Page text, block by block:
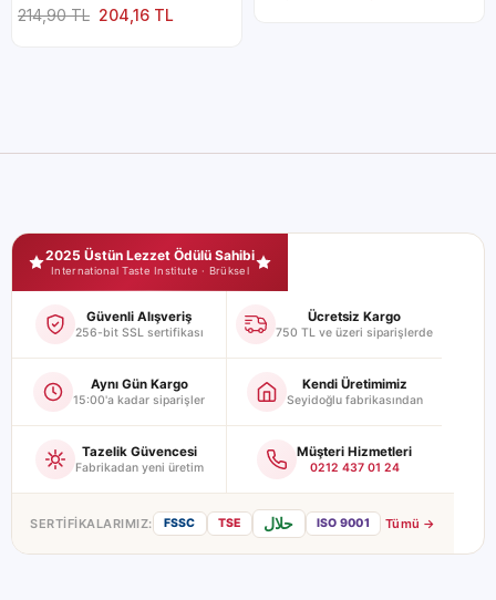
204,16 TL
214,90 TL
Seyidoğlu Mağaza Güvence ve Sertifikalar
2025 Üstün Lezzet Ödülü Sahibi
International Taste Institute · Brüksel
Güvenli Alışveriş
256-bit SSL sertifikası
Ücretsiz Kargo
750 TL ve üzeri siparişlerde
Aynı Gün Kargo
15:00'a kadar siparişler
Kendi Üretimimiz
Seyidoğlu fabrikasından
Tazelik Güvencesi
Fabrikadan yeni üretim
Müşteri Hizmetleri
0212 437 01 24
SERTIFIKALARIMIZ: FSSC TSE حلال ISO 9001 Tümü →